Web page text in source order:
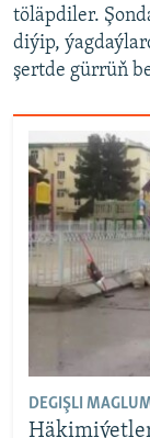
töläpdiler.
diýip,
şertde gürrüň
DEGIŞLI